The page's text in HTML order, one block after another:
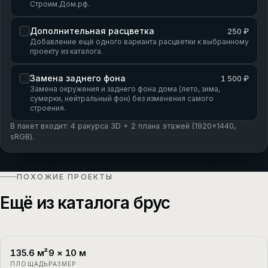
Строим.Дом.рф.
Дополнительная расцветка 250 ₽
Добавление ещё одного варианта расцветки к выбранному
проекту из каталога.
Замена заднего фона 1 500 ₽
Замена окружения и заднего фона дома (лето, зима,
сумерки, нейтральный фон) без изменения самого
строения.
В пакет входит: 4 ракурса 3D + 2 плана этажей (1920×1440,
sRGB).
ПОХОЖИЕ ПРОЕКТЫ
Ещё из каталога брус
П-1
135.6 м²
ПЛОЩАДЬ
9 × 10 м
РАЗМЕР